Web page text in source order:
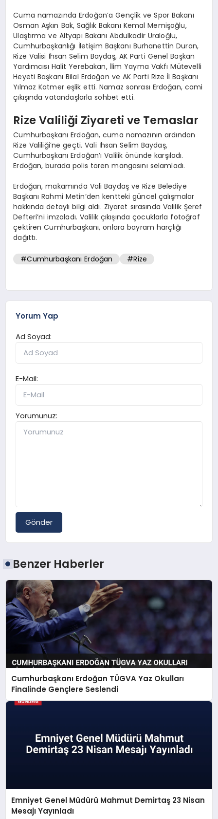
Cuma namazında Erdoğan’a Gençlik ve Spor Bakanı
Osman Aşkın Bak, Sağlık Bakanı Kemal Memişoğlu,
Ulaştırma ve Altyapı Bakanı Abdulkadir Uraloğlu,
Cumhurbaşkanlığı İletişim Başkanı Burhanettin Duran,
Rize Valisi İhsan Selim Baydaş, AK Parti Genel Başkan
Yardımcısı Halit Yerebakan, İlim Yayma Vakfı Mütevelli
Heyeti Başkanı Bilal Erdoğan ve AK Parti Rize İl Başkanı
Yılmaz Katmer eşlik etti. Namaz sonrası Erdoğan, cami
çıkışında vatandaşlarla sohbet etti.
Rize Valiliği Ziyareti ve Temaslar
Cumhurbaşkanı Erdoğan, cuma namazının ardından
Rize Valiliği’ne geçti. Vali İhsan Selim Baydaş,
Cumhurbaşkanı Erdoğan’ı Valilik önünde karşıladı.
Erdoğan, burada polis tören mangasını selamladı.
Erdoğan, makamında Vali Baydaş ve Rize Belediye
Başkanı Rahmi Metin’den kentteki güncel çalışmalar
hakkında detaylı bilgi aldı. Ziyaret sırasında Valilik Şeref
Defteri’ni imzaladı. Valilik çıkışında çocuklarla fotoğraf
çektiren Cumhurbaşkanı, onlara bayram harçlığı
dağıttı.
#Cumhurbaşkanı Erdoğan #Rize
Yorum Yap
Ad Soyad:
E-Mail:
Yorumunuz:
Gönder
Benzer Haberler
Cumhurbaşkanı Erdoğan TÜGVA Yaz Okulları
Finalinde Gençlere Seslendi
Emniyet Genel Müdürü Mahmut Demirtaş 23 Nisan
Mesajı Yayınladı